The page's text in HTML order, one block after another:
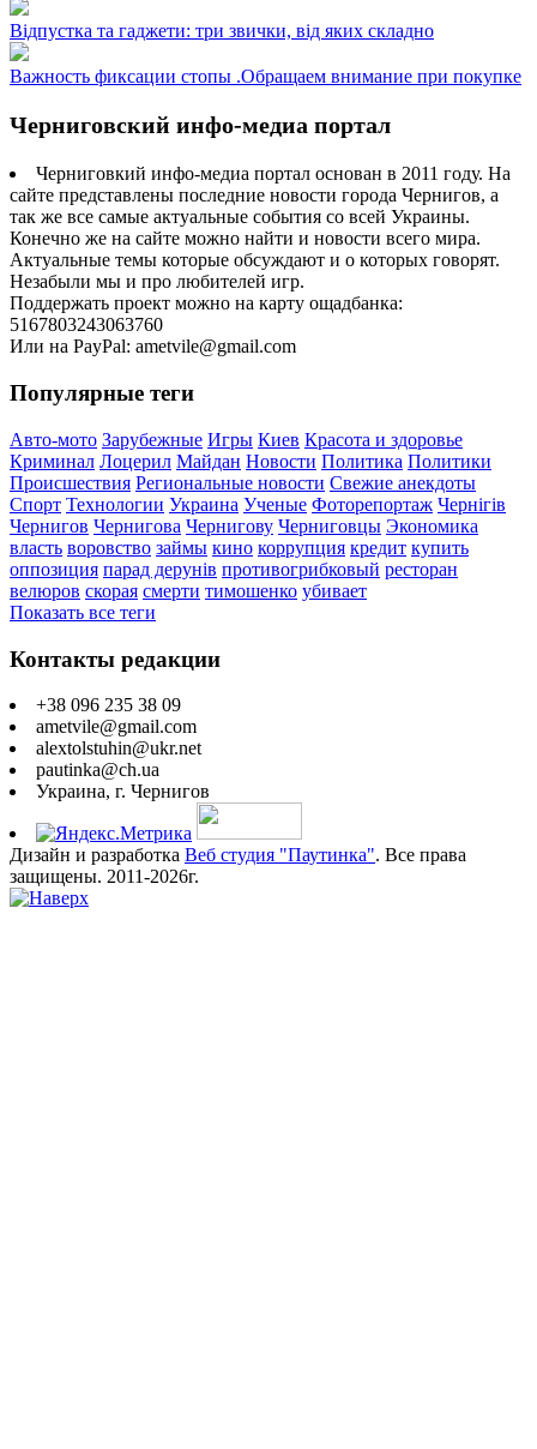
Відпустка та гаджети: три звички, від яких складно
Важность фиксации стопы .Обращаем внимание при покупке
Черниговский инфо-медиа портал
Черниговкий инфо-медиа портал основан в 2011 году. На
сайте представлены последние новости города Чернигов, а
так же все самые актуальные события со всей Украины.
Конечно же на сайте можно найти и новости всего мира.
Актуальные темы которые обсуждают и о которых говорят.
Незабыли мы и про любителей игр.
Поддержать проект можно на карту ощадбанка:
5167803243063760
Или на PayPal: ametvile@gmail.com
Популярные теги
Авто-мото Зарубежные Игры Киев Красота и здоровье
Криминал Лоцерил Майдан Новости Политика Политики
Происшествия Региональные новости Свежие анекдоты
Спорт Технологии Украина Ученые Фоторепортаж Чернігів
Чернигов Чернигова Чернигову Черниговцы Экономика
власть воровство займы кино коррупция кредит купить
оппозиция парад дерунів противогрибковый ресторан
велюров скорая смерти тимошенко убивает
Показать все теги
Контакты редакции
+38 096 235 38 09
ametvile@gmail.com
alextolstuhin@ukr.net
pautinka@ch.ua
Украина, г. Чернигов
Дизайн и разработка Веб студия "Паутинка". Все права
защищены. 2011-2026г.